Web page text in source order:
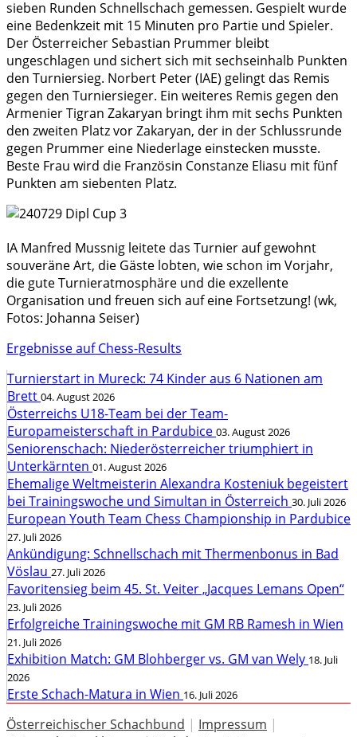
sieben Runden Schnellschach gemessen. Gespielt wurde
eine Bedenkzeit mit 15 Minuten pro Partie und Spieler.
Der Österreicher Sebastian Prummer bleibt
ungeschlagen und sichert sich mit sechseinhalb Punkten
den Turniersieg. Norbert Peter (IAE) gelingt das Remis
gegen den Turniersieger. Ein weiteres Remis gegen den
Armenier Tigran Zakaryan bringt ihm mit sechs Punkten
den zweiten Platz vor Zakaryan, der in der Schlussrunde
gegen Prummer eine Niederlage einstecken musste.
Beste Frau wird die Französin Constanze Eliasu mit fünf
Punkten am siebenten Platz.
IA Manfred Mussnig leitete das Turnier auf gewohnt
souveräne Art, die Gäste lobten, wie schon im Vorjahr,
die gute Turnieratmosphäre und die exzellente
Organisation und freuen sich auf eine Fortsetzung! (wk,
Fotos: Johanna Seiser)
Ergebnisse auf Chess-Results
Turnierstart in Mureck: 74 Kinder aus 6 Nationen am
Brett 04. August 2026
Österreichs U18-Team bei der Team-
Europameisterschaft in Pardubice 03. August 2026
Seniorenschach: Niederösterreicher triumphiert in
Unterkärnten 01. August 2026
Ehemalige Weltmeisterin Alexandra Kosteniuk begeistert
bei Trainingswoche und Simultan in Österreich 30. Juli 2026
European Youth Team Chess Championship in Pardubice
27. Juli 2026
Ankündigung: Schnellschach mit Thermenbonus in Bad
Vöslau 27. Juli 2026
Favoritensieg beim 45. St. Veiter „Jacques Lemans Open“
23. Juli 2026
Erfolgreiche Trainingswoche mit GM RB Ramesh in Wien
21. Juli 2026
Exhibition Match: GM Blohberger vs. GM van Wely 18. Juli
2026
Erste Schach-Matura in Wien 16. Juli 2026
Österreichischer Schachbund | Impressum |